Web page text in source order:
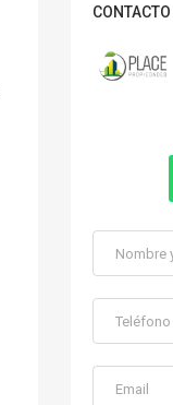
CONTACTO